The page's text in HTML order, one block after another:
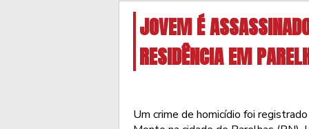
JOVEM É
RESIDÊNCIA EM
Um crime de homicídio foi